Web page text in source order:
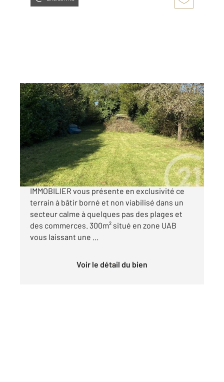
SARZEAU 56
300 m2
Ref : 12874
Terrain à vendre
175 200 €
RARE SUR LE SECTEUR !! Centuyr21 SARZ'EAU
IMMOBILIER vous présente en exclusivité ce
terrain à bâtir borné et non viabilisé dans un
secteur calme à quelques pas des plages et
des commerces. 300m² situé en zone UAB
vous laissant une ...
Voir le détail du bien